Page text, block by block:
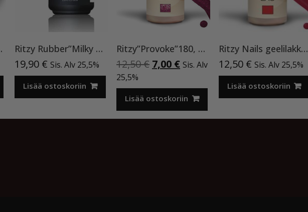
vapaa Ritzy Rubber”Milky White”11 , alusgeeli
19,90 € Sis. Alv 25,5%
Lisää ostoskoriin
Ritzy”Provoke”180, geelilakka
12,50€ Alkuperäinen
oli:
12,50 €.
7,00 €Nykyinen
on:
7,00 €.
Sis. Alv
25,5%
Lisää ostoskoriin
Ritzy Nails geelilakka ”Red Velvet” 45 TPO vapaa, 9 ml
12,50 € Sis. Alv 25,5%
Lisää ostoskoriin